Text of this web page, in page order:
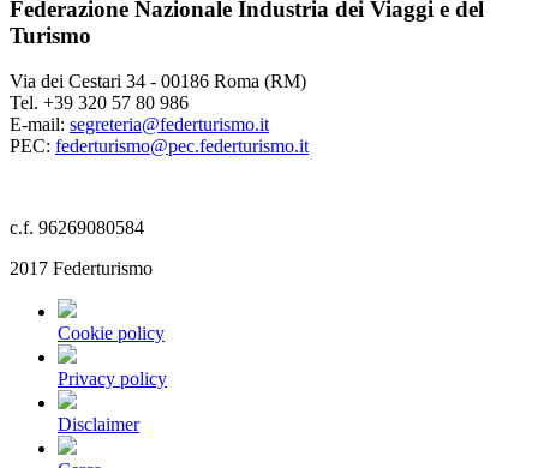
Federazione Nazionale Industria dei Viaggi e del
Turismo
Via dei Cestari 34 - 00186 Roma (RM)
Tel. +39 320 57 80 986
E-mail: segreteria@federturismo.it
PEC: federturismo@pec.federturismo.it
c.f. 96269080584
2017 Federturismo
Cookie policy
Privacy policy
Disclaimer